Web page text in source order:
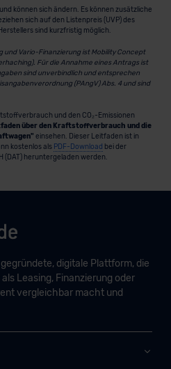
können sich ändern. Es können zusätzliche
sich auf den Listenpreis (UVP) des
sind kurzfristig möglich.
und Vario-Finanzierung ist Mobility Concept
Für die Annahme eines Antrags ist
sind unverbindlich und entsprechen
(PAngV) Abs. 4 und sind
und den CO₂-Emissionen
über den Kraftstoffverbrauch und die
einsehen. Dieser Leitfaden ist in
kostenlos als PDF-Download bei der
(DAT) heruntergeladen werden.
digitale Plattform, die
Leasing, Finanzierung oder
vergleichbar macht und